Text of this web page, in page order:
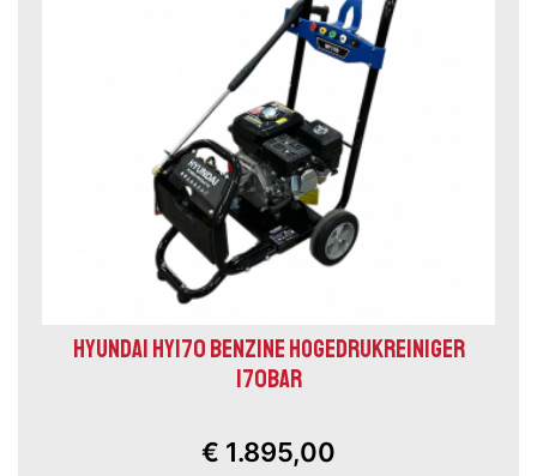
HYUNDAI HY170 BENZINE HOGEDRUKREINIGER
170BAR
€ 1.895,00